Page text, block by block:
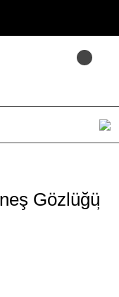
Gözlüğü